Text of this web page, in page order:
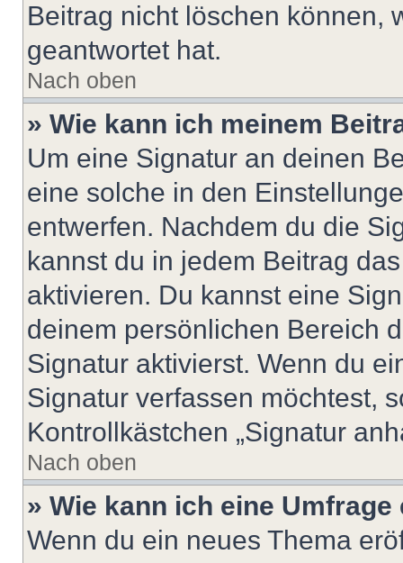
Beitrag nicht löschen können,
geantwortet hat.
Nach oben
» Wie kann ich meinem
Um eine Signatur an deinen
eine solche in den
entwerfen. Nachdem du die
kannst du in jedem Beitrag
aktivieren. Du kannst eine
deinem persönlichen Bereich
Signatur aktivierst. Wenn du
Signatur verfassen möchtest,
Kontrollkästchen „Signatur
Nach oben
» Wie kann ich eine
Wenn du ein neues Thema